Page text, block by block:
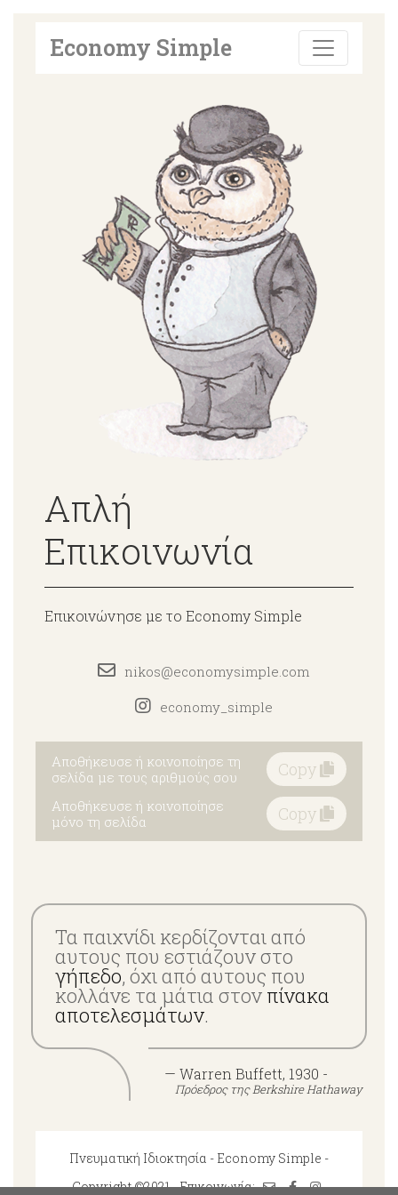
Economy Simple
Απλή
Επικοινωνία
Επικοινώνησε με το Economy Simple
nikos@economysimple.com
economy_simple
Αποθήκευσε ή κοινοποίησε τη
σελίδα με τους αριθμούς σου
Copy
Αποθήκευσε ή κοινοποίησε
μόνο τη σελίδα
Copy
Τα παιχνίδι κερδίζονται από
αυτους που εστιάζουν στο
γήπεδο, όχι από αυτους που
κολλάνε τα μάτια στονπίνακα
αποτελεσμάτων.
— Warren Buffett, 1930 -
Πρόεδρος της Berkshire Hathaway
Πνευματική Ιδιοκτησία - Economy Simple -
Copyright ©2021 - Επικοινωνία: